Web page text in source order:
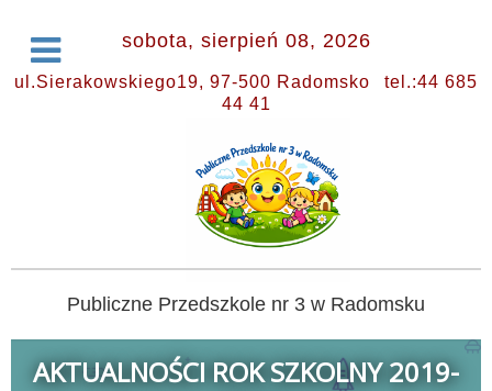
sobota, sierpień 08, 2026
ul.Sierakowskiego19, 97-500 Radomsko
tel.:44 685
44 41
Publiczne Przedszkole nr 3 w Radomsku
AKTUALNOŚCI ROK SZKOLNY 2019-